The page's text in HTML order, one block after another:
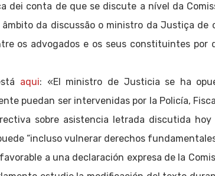
dei conta de que se discute a nível da
da discussão o ministro da Justiça de
os advogados e os seus constituintes por
aqui: «El ministro de Justicia se ha
puedan ser intervenidas por la Policía,
sobre asistencia letrada discutida
“incluso vulnerar derechos
a una declaración expresa de la